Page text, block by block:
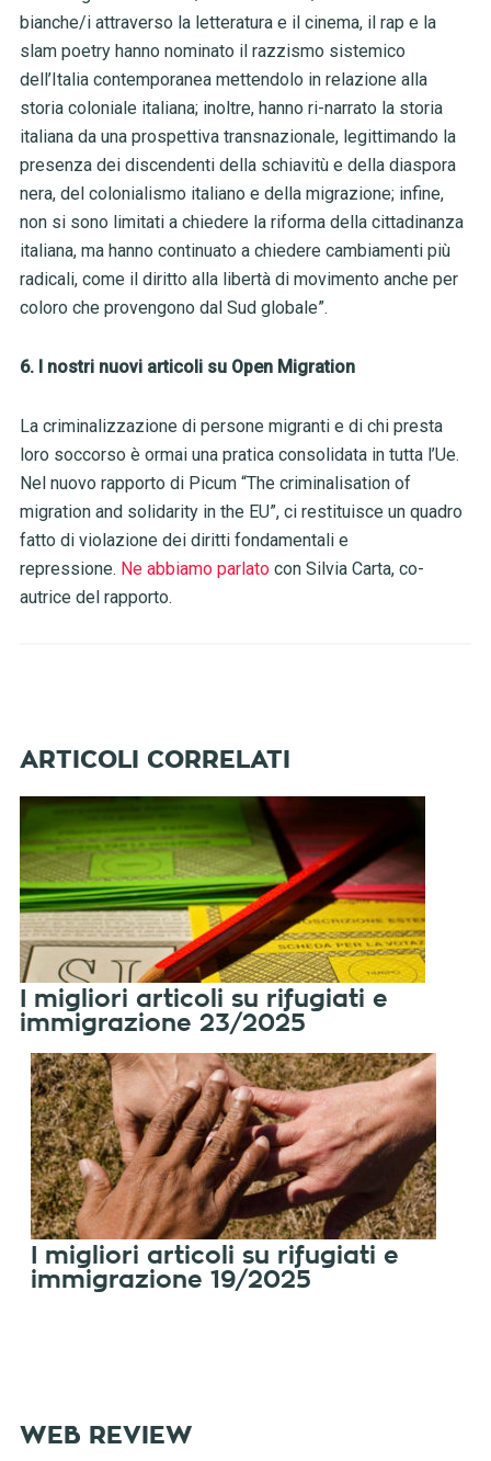
bianche/i attraverso la letteratura e il cinema, il rap e la
slam poetry hanno nominato il razzismo sistemico
dell’Italia contemporanea mettendolo in relazione alla
storia coloniale italiana; inoltre, hanno ri-narrato la storia
italiana da una prospettiva transnazionale, legittimando la
presenza dei discendenti della schiavitù e della diaspora
nera, del colonialismo italiano e della migrazione; infine,
non si sono limitati a chiedere la riforma della cittadinanza
italiana, ma hanno continuato a chiedere cambiamenti più
radicali, come il diritto alla libertà di movimento anche per
coloro che provengono dal Sud globale”.
6. I nostri nuovi articoli su Open Migration
La criminalizzazione di persone migranti e di chi presta
loro soccorso è ormai una pratica consolidata in tutta l’Ue.
Nel nuovo rapporto di Picum “The criminalisation of
migration and solidarity in the EU”, ci restituisce un quadro
fatto di violazione dei diritti fondamentali e
repressione. Ne abbiamo parlatocon Silvia Carta, co-
autrice del rapporto.
I migliori articoli su rifugiati e
immigrazione 23/2025
I migliori articoli su rifugiati e
immigrazione 19/2025
WEB REVIEW